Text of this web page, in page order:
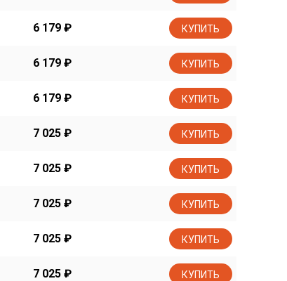
6 179 ₽ КУПИТЬ
6 179 ₽ КУПИТЬ
6 179 ₽ КУПИТЬ
7 025 ₽ КУПИТЬ
7 025 ₽ КУПИТЬ
7 025 ₽ КУПИТЬ
7 025 ₽ КУПИТЬ
7 025 ₽ КУПИТЬ